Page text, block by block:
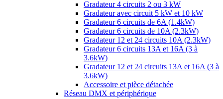
Gradateur 4 circuits 2 ou 3 kW
Gradateur avec circuit 5 kW et 10 kW
Gradateur 6 circuits de 6A (1.4kW)
Gradateur 6 circuits de 10A (2.3kW)
Gradateur 12 et 24 circuits 10A (2.3kW)
Gradateur 6 circuits 13A et 16A (3 à
3.6kW)
Gradateur 12 et 24 circuits 13A et 16A (3 à
3.6kW)
Accessoire et pièce détachée
Réseau DMX et périphérique